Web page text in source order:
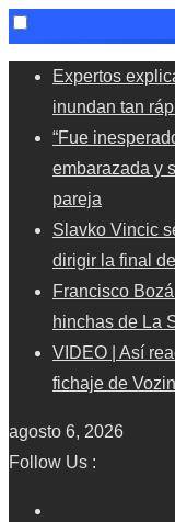
Skip
content
Expertos
inundan tan
“Fue
embarazada y
pareja
Slavko Vincic
dirigir la final
Francisco
hinchas de La
VIDEO | Así
fichaje de
agosto 6, 2026
Follow Us :